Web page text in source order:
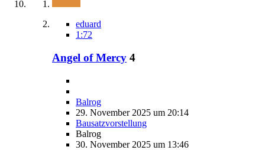
eduard
1:72
Angel of Mercy 4
Balrog
29. November 2025 um 20:14
Bausatzvorstellung
Balrog
30. November 2025 um 13:46